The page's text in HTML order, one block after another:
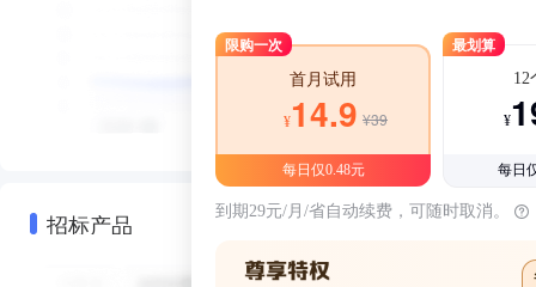
招标产品
限购一次
首月试用
¥14.9 ¥39
每日仅0.48元
最划算
12
¥
每日
到期29元/月/省自动续费，可随时取消。